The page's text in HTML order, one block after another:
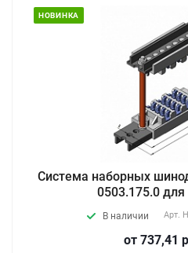
НОВИНКА
Система наборных
0503.175.0
В наличии Арт.
от 737,41